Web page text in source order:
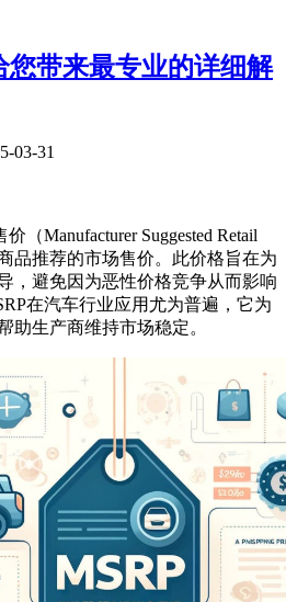
您带来最专业的详细解
03-31
（Manufacturer Suggested Retail
品推荐的市场售价。此价格旨在为
，避免因为恶性价格竞争从而影响
在汽车行业应用尤为普遍，它为
助生产商维持市场稳定。